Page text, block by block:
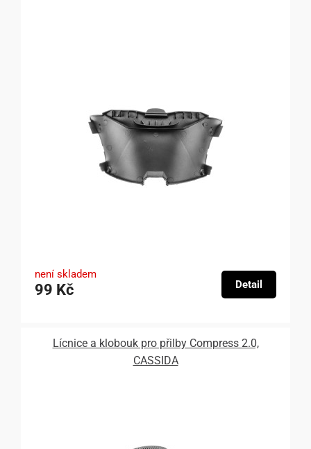
není skladem
99 Kč Detail
Lícnice a klobouk pro přilby Compress 2.0,
CASSIDA